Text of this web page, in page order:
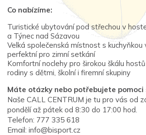
Co nabízíme:
Turistické ubytování pod střechou v
a Týnec nad Sázavou
Velká společenská místnost s kuchyňkou
perfektní pro zimní setkání
Komfortní noclehy pro širokou škálu
rodiny s dětmi, školní i firemní skupiny
Máte otázky nebo potřebujete pomoci
Naše CALL CENTRUM je tu pro vás od
pondělí až pátek od 8:30 do 17:00 hod.
Telefon: 777 335 618
Email: info@bisport.cz